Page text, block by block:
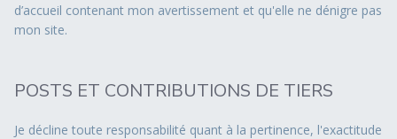
d’accueil contenant mon avertissement et qu'elle ne dénigre pas
mon site.
POSTS ET CONTRIBUTIONS DE TIERS
Je décline toute responsabilité quant à la pertinence, l'exactitude